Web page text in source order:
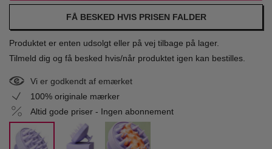
FÅ BESKED HVIS PRISEN FALDER
Produktet er enten udsolgt eller på vej tilbage på lager.
Tilmeld dig og få besked hvis/når produktet igen kan bestilles.
Vi er godkendt af emærket
100% originale mærker
Altid gode priser - Ingen abonnement